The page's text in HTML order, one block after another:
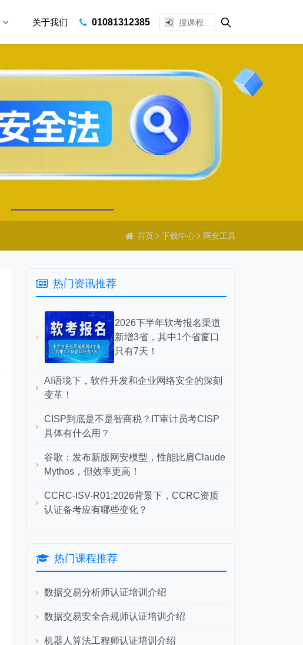
关于我们 01081312385
首页 下载中心 网安工具
热门资讯推荐
2026下半年软考报名渠道
新增3省，其中1个省窗口
只有7天！
AI语境下，软件开发和企业网络安全的深刻
变革！
CISP到底是不是智商税？IT审计员考CISP
具体有什么用？
谷歌：发布新版网安模型，性能比肩Claude
Mythos，但效率更高！
CCRC-ISV-R01:2026背景下，CCRC资质
认证备考应有哪些变化？
热门课程推荐
数据交易分析师认证培训介绍
数据交易安全合规师认证培训介绍
机器人算法工程师认证培训介绍